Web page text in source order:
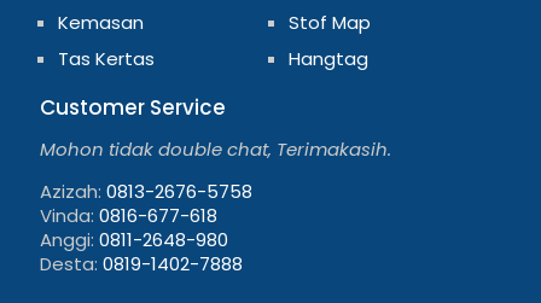
Kemasan
Tas Kertas
Stof Map
Hangtag
Customer Service
Mohon tidak double chat, Terimakasih.
Azizah: 0813-2676-5758
Vinda: 0816-677-618
Anggi: 0811-2648-980
Desta: 0819-1402-7888